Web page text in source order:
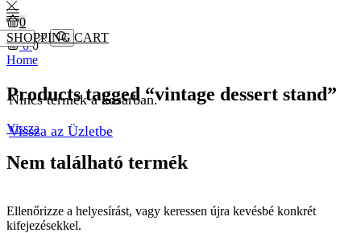
Search
00
0
SHOPPING CART
Nincs termék a kosárban.
Vissza az Üzletbe
Home
Products tagged “vintage dessert stand”
Vissza
Nem található termék
Ellenőrizze a helyesírást, vagy keressen újra kevésbé konkrét
kifejezésekkel.